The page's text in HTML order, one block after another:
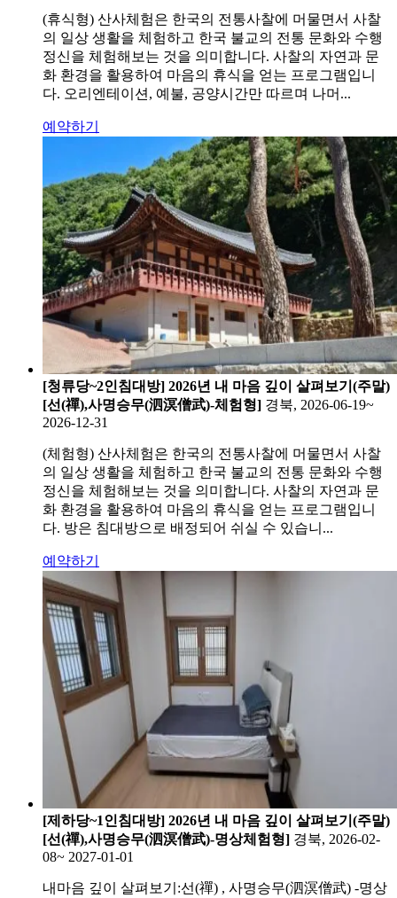
(휴식형) 산사체험은 한국의 전통사찰에 머물면서 사찰
의 일상 생활을 체험하고 한국 불교의 전통 문화와 수행
정신을 체험해보는 것을 의미합니다. 사찰의 자연과 문
화 환경을 활용하여 마음의 휴식을 얻는 프로그램입니
다. 오리엔테이션, 예불, 공양시간만 따르며 나머...
예약하기
[청류당~2인침대방] 2026년 내 마음 깊이 살펴보기(주말)
[선(禪),사명승무(泗溟僧武)-체험형] 경북, 2026-06-19~
2026-12-31
(체험형) 산사체험은 한국의 전통사찰에 머물면서 사찰
의 일상 생활을 체험하고 한국 불교의 전통 문화와 수행
정신을 체험해보는 것을 의미합니다. 사찰의 자연과 문
화 환경을 활용하여 마음의 휴식을 얻는 프로그램입니
다. 방은 침대방으로 배정되어 쉬실 수 있습니...
예약하기
[제하당~1인침대방] 2026년 내 마음 깊이 살펴보기(주말)
[선(禪),사명승무(泗溟僧武)-명상체험형] 경북, 2026-02-
08~ 2027-01-01
내마음 깊이 살펴보기:선(禪) , 사명승무(泗溟僧武) -명상